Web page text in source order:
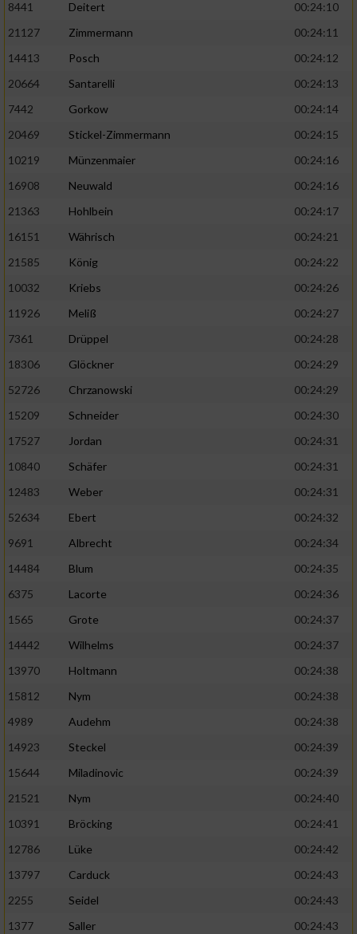
8441 Deitert
00:24:10
21127
Zimmermann
00:24:11
14413
Posch
00:24:12
20664
Santarelli
00:24:13
7442
Gorkow
00:24:14
20469
Stickel-Zimmermann
00:24:15
10219
Münzenmaier
00:24:16
16908
Neuwald
00:24:16
21363
Hohlbein
00:24:17
16151
Währisch
00:24:21
21585
König
00:24:22
10032
Kriebs
00:24:26
11926
Meliß
00:24:27
7361
Drüppel
00:24:28
18306
Glöckner
00:24:29
52726
Chrzanowski
00:24:29
15209
Schneider
00:24:30
17527
Jordan
00:24:31
10840
Schäfer
00:24:31
12483
Weber
00:24:31
52634
Ebert
00:24:32
9691
Albrecht
00:24:34
14484
Blum
00:24:35
6375
Lacorte
00:24:36
1565
Grote
00:24:37
14442
Wilhelms
00:24:37
13970
Holtmann
00:24:38
15812
Nym
00:24:38
4989
Audehm
00:24:38
14923
Steckel
00:24:39
15644
Miladinovic
00:24:39
21521
Nym
00:24:40
10391
Bröcking
00:24:41
12786
Lüke
00:24:42
13797
Carduck
00:24:43
2255
Seidel
00:24:43
1377
Saller
00:24:43